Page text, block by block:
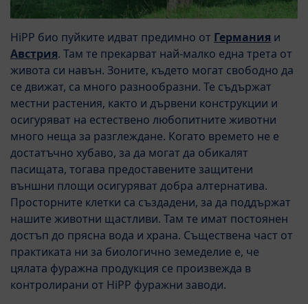
HiPP био пуйките идват предимно от Германия и
Австрия. Там те прекарват най-малко една трета от
живота си навън. Зоните, където могат свободно да
се движат, са много разнообразни. Те съдържат
местни растения, както и дървени конструкции и
осигуряват на естествено любопитните животни
много неща за разглеждане. Когато времето не е
достатъчно хубаво, за да могат да обикалят
пасищата, тогава предоставените защитени
външни площи осигуряват добра алтернатива.
Просторните клетки са създадени, за да поддържат
нашите животни щастливи. Там те имат постоянен
достъп до прясна вода и храна. Съществена част от
практиката ни за биологично земеделие е, че
цялата фуражна продукция се произвежда в
контролирани от HiPP фуражни заводи.